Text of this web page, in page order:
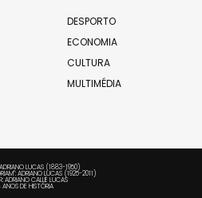
DESPORTO
ECONOMIA
CULTURA
MULTIMÉDIA
LUCAS (1883-1950)
ADRIANO LUCAS (1925-2011)
ADRIANO CALLÉ LUCAS
ANOS DE HISTÓRIA